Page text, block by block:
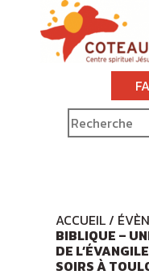
ACCUEIL/
BIBLIQUE –
DE
SOIRS À